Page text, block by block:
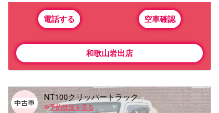
電話する 空車確認
和歌山岩出店
NT100クリッパートラック
予約状況を見る